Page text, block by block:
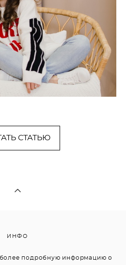
СТАТЬЮ
ИНФО
более подробную информацию о